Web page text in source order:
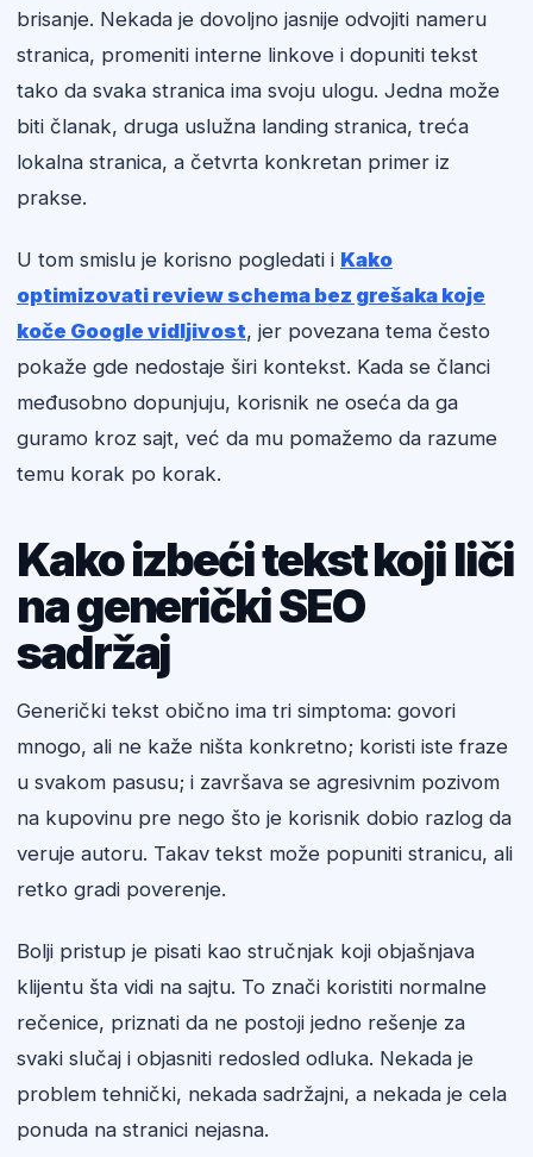
brisanje. Nekada je dovoljno jasnije odvojiti nameru
stranica, promeniti interne linkove i dopuniti tekst
tako da svaka stranica ima svoju ulogu. Jedna može
biti članak, druga uslužna landing stranica, treća
lokalna stranica, a četvrta konkretan primer iz
prakse.
U tom smislu je korisno pogledati i Kako
optimizovati review schema bez grešaka koje
koče Google vidljivost, jer povezana tema često
pokaže gde nedostaje širi kontekst. Kada se članci
međusobno dopunjuju, korisnik ne oseća da ga
guramo kroz sajt, već da mu pomažemo da razume
temu korak po korak.
Kako izbeći tekst koji liči
na generički SEO
sadržaj
Generički tekst obično ima tri simptoma: govori
mnogo, ali ne kaže ništa konkretno; koristi iste fraze
u svakom pasusu; i završava se agresivnim pozivom
na kupovinu pre nego što je korisnik dobio razlog da
veruje autoru. Takav tekst može popuniti stranicu, ali
retko gradi poverenje.
Bolji pristup je pisati kao stručnjak koji objašnjava
klijentu šta vidi na sajtu. To znači koristiti normalne
rečenice, priznati da ne postoji jedno rešenje za
svaki slučaj i objasniti redosled odluka. Nekada je
problem tehnički, nekada sadržajni, a nekada je cela
ponuda na stranici nejasna.